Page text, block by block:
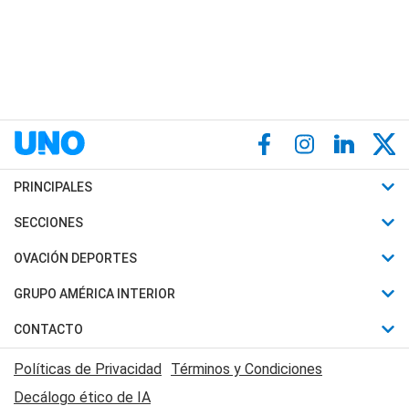
PRINCIPALES
Últimas Noticias
Política
Judiciales
Economia
SECCIONES
Horóscopo
Motores
Trucos caseros
Series y Películas
Edictos y Solicitadas
OVACIÓN DEPORTES
Fútbol
Mundial
Automovilismo
Rugby
Tenis
GRUPO AMÉRICA INTERIOR
Canal 7 en Vivo
CONTACTO
Acerca de Nosotros
Contactanos
Políticas de Privacidad Términos y Condiciones
Decálogo ético de IA